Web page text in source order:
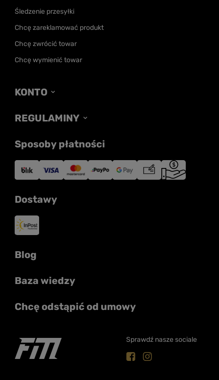
Śledzenie przesyłki
Chcę zareklamować produkt
Chcę zwrócić towar
Chcę wymienić towar
KONTO
REGULAMINY
Sprawdź nasze sociale
Sposoby płatności
Dostawy
Blog
Baza wiedzy
Chcę odstąpić od umowy